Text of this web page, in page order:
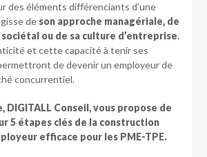
des éléments différenciants d’une
de son approche managériale, de
ou de sa culture d’entreprise.
et cette capacité à tenir ses
de devenir un employeur de
concurrentiel.
DIGITALL Conseil, vous propose de
5 étapes clés de la construction
efficace pour les PME-TPE.